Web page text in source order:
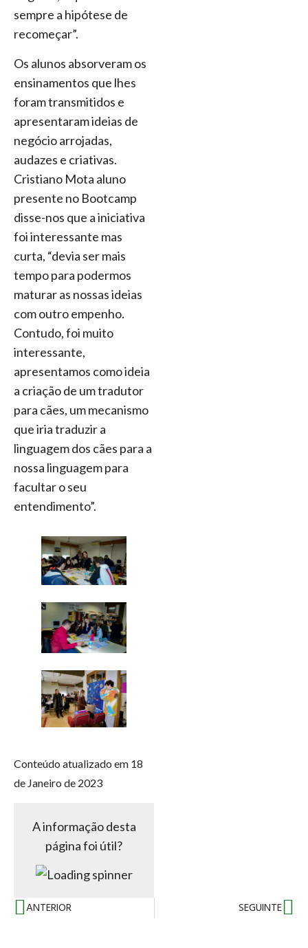
sempre a hipótese de
recomeçar”.
Os alunos absorveram os
ensinamentos que lhes
foram transmitidos e
apresentaram ideias de
negócio arrojadas,
audazes e criativas.
Cristiano Mota aluno
presente no Bootcamp
disse-nos que a iniciativa
foi interessante mas
curta, “devia ser mais
tempo para podermos
maturar as nossas ideias
com outro empenho.
Contudo, foi muito
interessante,
apresentamos como ideia
a criação de um tradutor
para cães, um mecanismo
que iria traduzir a
linguagem dos cães para a
nossa linguagem para
facultar o seu
entendimento”.
Conteúdo atualizado em 18
de Janeiro de 2023
A informação desta
página foi útil?
ANTERIOR SEGUINTE